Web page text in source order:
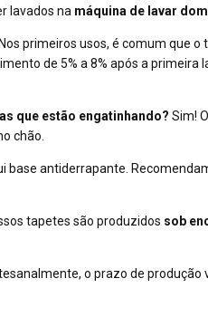
lavados na máquina de lavar
primeiros usos, é comum que
de 5% a 8% após a
que estão engatinhando? Sim!
chão.
base antiderrapante.
tapetes são produzidos sob
o prazo de produção